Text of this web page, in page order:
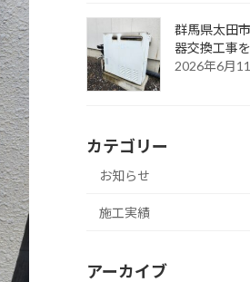
群馬県太田
器交換工事
2026年6月
カテゴリー
お知らせ
施工実績
アーカイブ